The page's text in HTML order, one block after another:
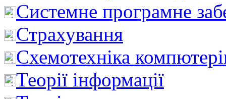
Системне програмне
Страхування
Схемотехніка
Теорії інформації